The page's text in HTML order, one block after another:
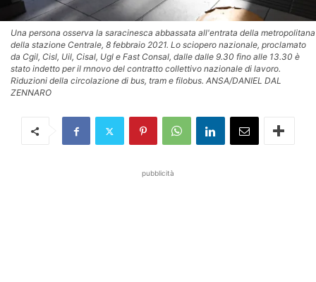
Una persona osserva la saracinesca abbassata all'entrata della metropolitana
della stazione Centrale, 8 febbraio 2021. Lo sciopero nazionale, proclamato
da Cgil, Cisl, Uil, Cisal, Ugl e Fast Consal, dalle dalle 9.30 fino alle 13.30 è
stato indetto per il rnnovo del contratto collettivo nazionale di lavoro.
Riduzioni della circolazione di bus, tram e filobus. ANSA/DANIEL DAL
ZENNARO
pubblicità